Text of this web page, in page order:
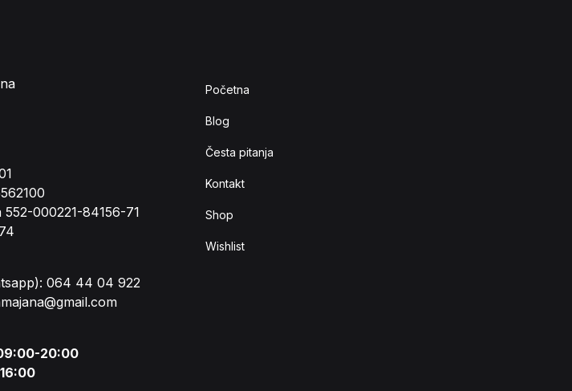
552-000221-84156-71
064 44 04 922
20:00
Početna
Blog
Česta pitanja
Kontakt
Shop
Wishlist